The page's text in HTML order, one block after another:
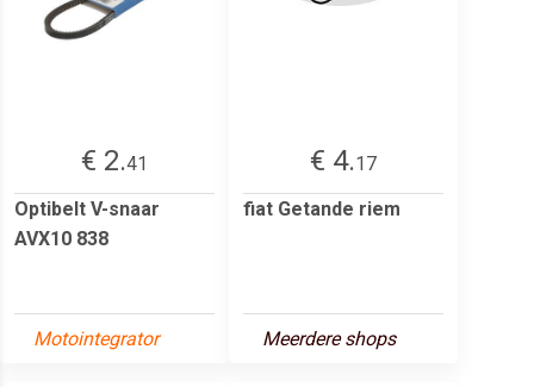
€ 2.41
Optibelt V-snaar
AVX10 838
Motointegrator
€ 4.17
fiat Getande riem
Meerdere shops